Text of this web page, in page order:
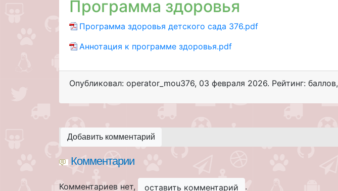
Программа здоровья
Программа здоровья детского сада 376.pdf
Аннотация к программе здоровья.pdf
Опубликовал: operator_mou376, 03 февраля 2026. Рейтинг: баллов,
Добавить комментарий
Комментарии
Комментариев нет, оставить комментарий .